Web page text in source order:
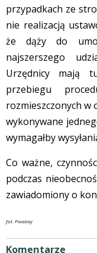
przypadkach ze
nie realizacją
że dąży do
najszerszego
Urzędnicy mają
przebiegu
rozmieszczonych
wykonywane
wymagałby
Co ważne,
podczas
zawiadomiony o
fot. Pixabay
Komentarze